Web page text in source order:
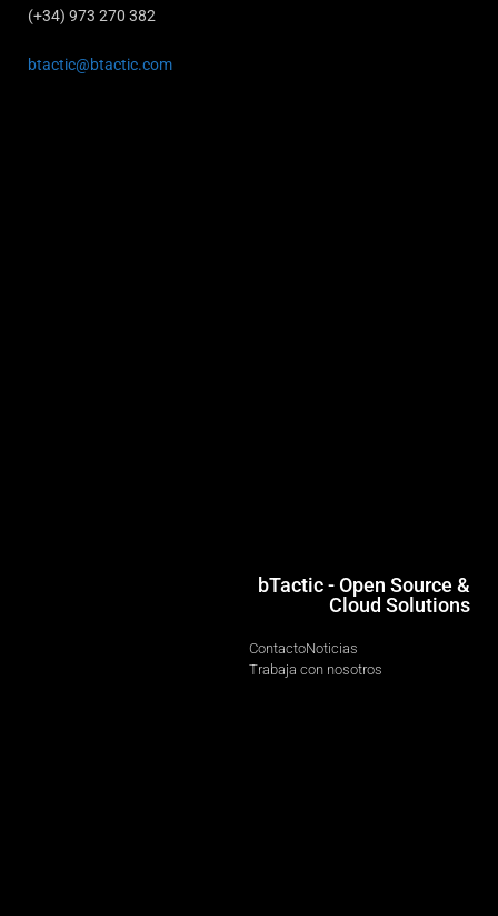
(+34) 973 270 382
btactic@btactic.com
bTactic - Open Source &
Cloud Solutions
ContactoNoticias
Trabaja con nosotros